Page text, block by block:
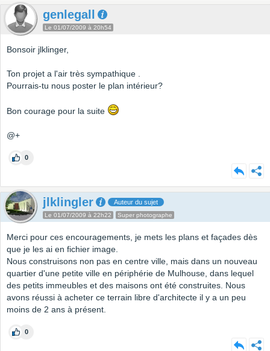
genlegall
Le 01/07/2009 à 20h54
Bonsoir jlklinger,
Ton projet a l'air très sympathique .
Pourrais-tu nous poster le plan intérieur?
Bon courage pour la suite
@+
0
jlklingler Auteur du sujet
Le 01/07/2009 à 22h22 Super photographe
Merci pour ces encouragements, je mets les plans et façades dès
que je les ai en fichier image.
Nous construisons non pas en centre ville, mais dans un nouveau
quartier d'une petite ville en périphérie de Mulhouse, dans lequel
des petits immeubles et des maisons ont été construites. Nous
avons réussi à acheter ce terrain libre d'architecte il y a un peu
moins de 2 ans à présent.
0